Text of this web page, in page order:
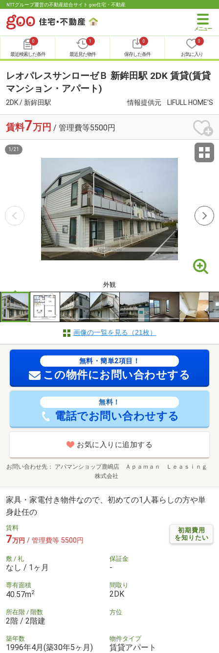
NTTグループ運営の不動産総合サイト goo住宅・不動産
0
最近検索した条件
1
最近見た物件
0
保存した条件
0
お気に入り
レオパレスサンローゼＢ 新鉾田駅 2DK 賃貸(賃貸
マンション・アパート)
2DK / 新鉾田駅 情報提供元 LIFULL HOME'S
賃料7万円 / 管理費等5500円
外観
1 /21
画像の一覧を見る（21枚）
無料・簡単2項目！
この物件にお問い合わせする
無料！
電話でお問い合わせする
お気に入りに追加する
お問い合わせ先
アパマンショップ鹿嶋店 Ａｐａｍａｎ Ｌｅａｓｉｎｇ
株式会社
家具・家電付き物件なので、初めての1人暮らしの方や単
身赴任の
初期費用
を知りたい
賃料
7万円 / 管理費等 5500円
敷 / 礼
なし / 1ヶ月
保証金
-
専有面積
40.57m2
間取り
2DK
所在階 / 階数
2階 / 2階建
方位
築年数
1996年4月(築30年5ヶ月)
物件タイプ
賃貸アパート